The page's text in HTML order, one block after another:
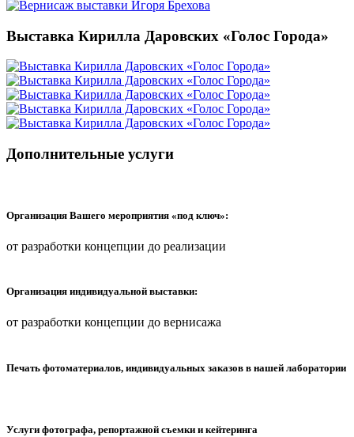
Выставка Кирилла Даровских «Голос Города»
Дополнительные услуги
Организация Вашего мероприятия «под ключ»:
от разработки концепции до реализации
Организация индивидуальной выставки:
от разработки концепции до вернисажа
Печать фотоматериалов, индивидуальных заказов в нашей лаборатории
Услуги фотографа, репортажной съемки и кейтеринга